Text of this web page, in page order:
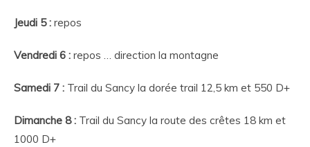
Jeudi 5 : repos
Vendredi 6 : repos … direction la montagne
Samedi 7 : Trail du Sancy la dorée trail 12,5 km et 550 D+
Dimanche 8 : Trail du Sancy la route des crêtes 18 km et
1000 D+